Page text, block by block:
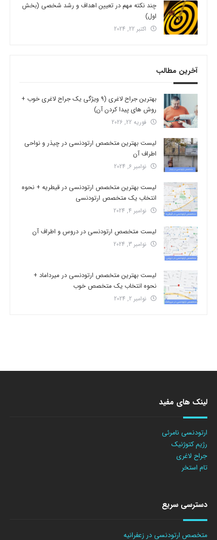
چند نکته مهم در تعیین اهداف و رشد شخصی (بخش
اول)
اکتبر 22, 2024
آخرین مطالب
بهترین جراح لاغری (9 ویژگی یک جراح لاغری خوب +
روش های پیدا کردن آن)
فوریه 22, 2026
لیست بهترین متخصص ارتودنسی در چیذر و نواحی
اطراف آن
نوامبر 6, 2024
لیست بهترین متخصص ارتودنسی در قیطریه + نحوه
انتخاب یک متخصص ارتودنسی
نوامبر 4, 2024
لیست متخصص ارتودنسی در دروس و اطراف آن
نوامبر 3, 2024
لیست بهترین متخصص ارتودنسی در میرداماد +
نحوه انتخاب یک متخصص خوب
نوامبر 2, 2024
لینک های مفید
ارتودنسی نامرئی
رژیم کتوژنیک
جراح لاغری
تام استخر
دسترسی سریع
متخصص ارتودنسی در زعفرانیه